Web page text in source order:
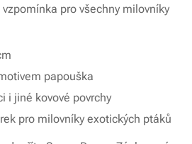
pro všechny milovníky
papouška
i jiné kovové povrchy
pro milovníky exotických ptáků